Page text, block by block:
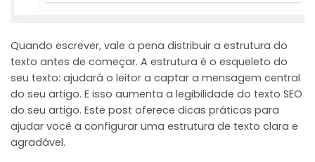
Quando escrever, vale a pena distribuir a estrutura do
texto antes de começar. A estrutura é o esqueleto do
seu texto: ajudará o leitor a captar a mensagem central
do seu artigo. E isso aumenta a legibilidade do texto SEO
do seu artigo. Este post oferece dicas práticas para
ajudar você a configurar uma estrutura de texto clara e
agradável.